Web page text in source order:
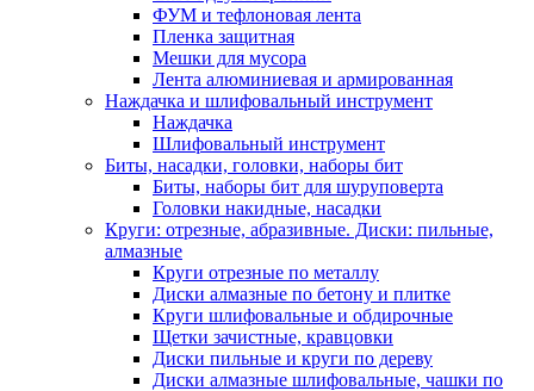
ФУМ и тефлоновая лента
Пленка защитная
Мешки для мусора
Лента алюминиевая и армированная
Наждачка и шлифовальный инструмент
Наждачка
Шлифовальный инструмент
Биты, насадки, головки, наборы бит
Биты, наборы бит для шуруповерта
Головки накидные, насадки
Круги: отрезные, абразивные. Диски: пильные,
алмазные
Круги отрезные по металлу
Диски алмазные по бетону и плитке
Круги шлифовальные и обдирочные
Щетки зачистные, кравцовки
Диски пильные и круги по дереву
Диски алмазные шлифовальные, чашки по